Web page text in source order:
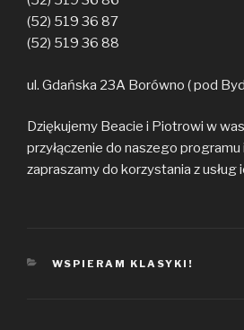
(52) 519 36 87
(52) 519 36 88
ul. Gdańska 23A Borówno ( pod
Dziękujemy Beacie i Piotrowi w
przyłączenie do naszego programu
zapraszamy do korzystania z usług
KATEGORIE
WSPIERAM KLASYKI!